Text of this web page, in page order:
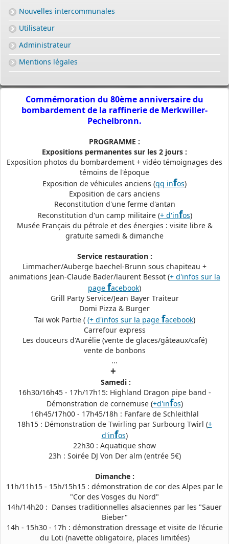
Nouvelles intercommunales
Utilisateur
Administrateur
Mentions légales
Commémoration du 80ème anniversaire du
bombardement de la raffinerie de Merkwiller-
Pechelbronn.
PROGRAMME :
Expositions permanentes sur les 2 jours :
Exposition photos du bombardement + vidéo témoignages des
témoins de l'époque
Exposition de véhicules anciens (qq infos)
Exposition de cars anciens
Reconstitution d'une ferme d'antan
Reconstitution d'un camp militaire (+ d'infos)
Musée Français du pétrole et des énergies : visite libre &
gratuite samedi & dimanche
Service restauration :
Limmacher/Auberge baechel-Brunn sous chapiteau +
animations Jean-Claude Bader/laurent Bessot (+ d'infos sur la
page facebook)
Grill Party Service/Jean Bayer Traiteur
Domi Pizza & Burger
Taï wok Partie ( (+ d'infos sur la page facebook)
Carrefour express
Les douceurs d'Aurélie (vente de glaces/gâteaux/café)
vente de bonbons
...
+
Samedi :
16h30/16h45 - 17h/17h15: Highland Dragon pipe band -
Démonstration de cornemuse (+d'infos)
16h45/17h00 - 17h45/18h : Fanfare de Schleithlal
18h15 : Démonstration de Twirling par Surbourg Twirl (+
d'infos)
22h30 : Aquatique show
23h : Soirée DJ Von Der alm (entrée 5€)
Dimanche :
11h/11h15 - 15h/15h15 : démonstration de cor des Alpes par le
"Cor des Vosges du Nord"
14h/14h20 : Danses traditionnelles alsaciennes par les "Sauer
Bieber"
14h - 15h30 - 17h : démonstration dressage et visite de l'écurie
du Loti (navette obligatoire, places limitées)